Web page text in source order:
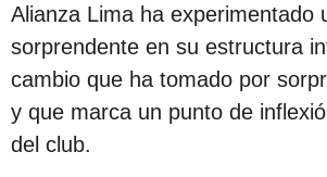
i
ó
n
3
a
Alianza Lima ha experimentado
sorprendente en su estructura
cambio que ha tomado por
y que marca un punto de
del club.